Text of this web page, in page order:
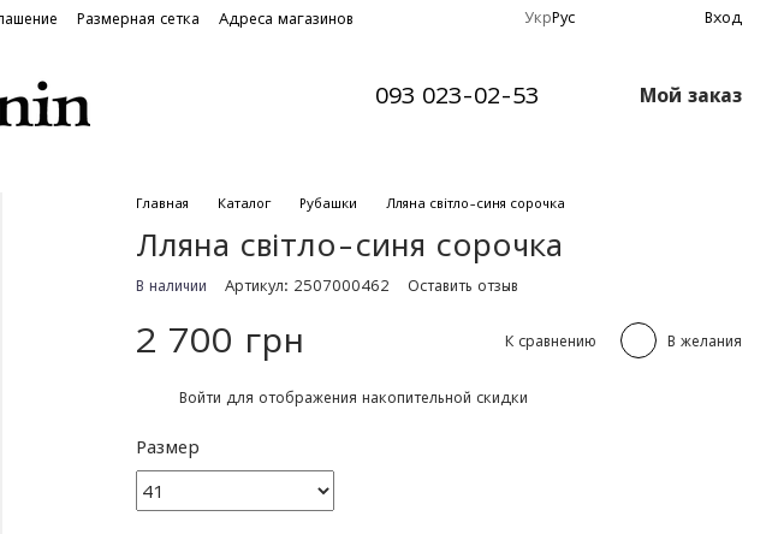
Размерная сетка Адреса магазинов УкрРус Вход
093 023-02-53 Мой заказ
Главная Каталог Рубашки Лляна світло-синя сорочка
Лляна світло-синя сорочка
В наличии Артикул: 2507000462 Оставить отзыв
2 700 грн К сравнению В желания
Войти для отображения накопительной скидки
Размер